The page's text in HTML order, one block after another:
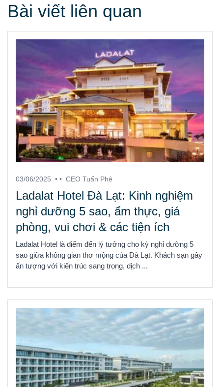
Bài viết liên quan
03/06/2025 • • CEO Tuấn Phê
Ladalat Hotel Đà Lạt: Kinh nghiệm
nghỉ dưỡng 5 sao, ẩm thực, giá
phòng, vui chơi & các tiện ích
Ladalat Hotel là điểm đến lý tưởng cho kỳ nghỉ dưỡng 5
sao giữa không gian thơ mộng của Đà Lạt. Khách sạn gây
ấn tượng với kiến trúc sang trọng, dịch ...